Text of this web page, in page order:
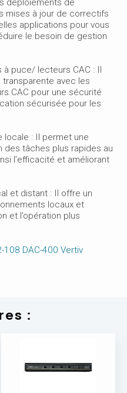
déploiements de
mises à jour de correctifs
applications pour vous
le besoin de gestion
puce/ lecteurs CAC : Il
avec les
CAC pour une sécurité
sécurisée pour les
: Il permet une
des tâches plus rapides au
l’efficacité et améliorant
et distant : Il offre un
locaux et
et l’opération plus
108 DAC-400 Vertiv
: